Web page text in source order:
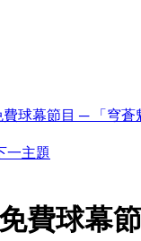
費球幕節目 ─ 「穹蒼
費球幕